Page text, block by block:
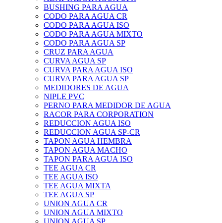
BUSHING PARA AGUA
CODO PARA AGUA CR
CODO PARA AGUA ISO
CODO PARA AGUA MIXTO
CODO PARA AGUA SP
CRUZ PARA AGUA
CURVA AGUA SP
CURVA PARA AGUA ISO
CURVA PARA AGUA SP
MEDIDORES DE AGUA
NIPLE PVC
PERNO PARA MEDIDOR DE AGUA
RACOR PARA CORPORATION
REDUCCION AGUA ISO
REDUCCION AGUA SP-CR
TAPON AGUA HEMBRA
TAPON AGUA MACHO
TAPON PARA AGUA ISO
TEE AGUA CR
TEE AGUA ISO
TEE AGUA MIXTA
TEE AGUA SP
UNION AGUA CR
UNION AGUA MIXTO